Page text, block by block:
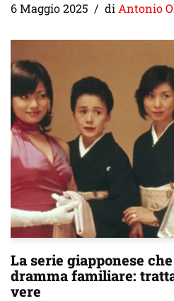
6 Maggio 2025 di Antonio
La serie giapponese
dramma familiare:
vere